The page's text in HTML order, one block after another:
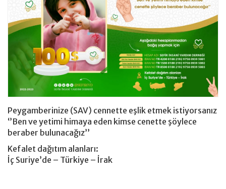
Peygamberinize (SAV) cennette eşlik etmek istiyorsanız
‘’Ben ve yetimi himaya eden kimse cenette şöylece
beraber bulunacağız’’
Kefalet dağıtım alanları:
İç Suriye’de – Türkiye – İrak
hesap